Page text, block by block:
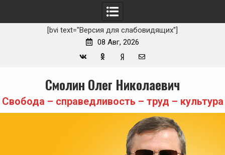
[bvi text="Версия для слабовидящих"]
08 Авг, 2026
Zen
mail
content
Смолин Олег Николаевич
Свобода – справедливость – труд – культура